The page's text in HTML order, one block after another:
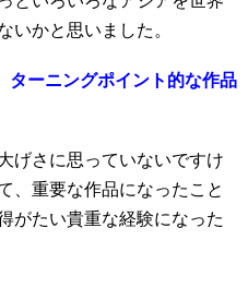
かと思いました。
ターニングポイント的な作品
げさに思っていないですけ
、重要な作品になったこと
がたい貴重な経験になった